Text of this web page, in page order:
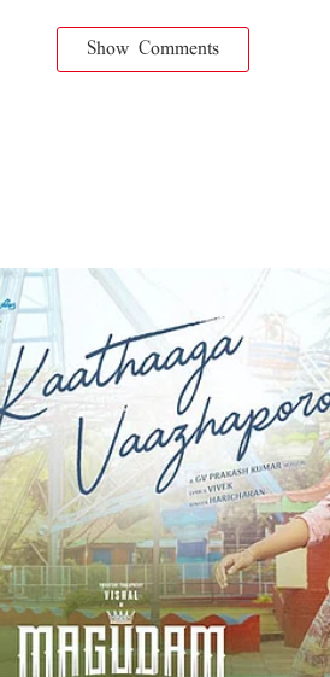
Show Comments